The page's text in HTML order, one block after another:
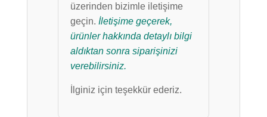
üzerinden bizimle iletişime
geçin.İletişime geçerek,
ürünler hakkında detaylı bilgi
aldıktan sonra siparişinizi
verebilirsiniz.
İlginiz için teşekkür ederiz.